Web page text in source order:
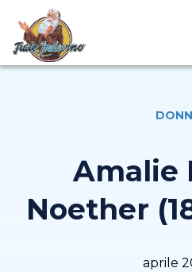
Amalie
Noether
aprile